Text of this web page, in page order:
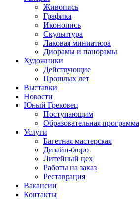
Живопись
Графика
Иконопись
Скульптура
Лаковая миниатюра
Диорамы и панорамы
Художники
Действующие
Прошлых лет
Выставки
Новости
Юный Грековец
Поступающим
Образовательная программа
Услуги
Багетная мастерская
Дизайн-бюро
Литейный цех
Работы на заказ
Реставрация
Вакансии
Контакты